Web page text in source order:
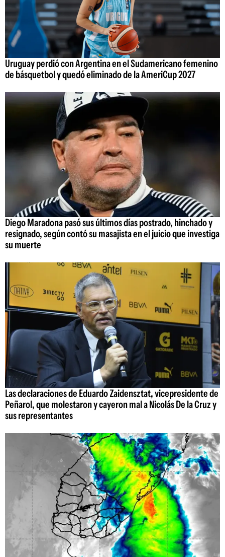
Uruguay perdió con Argentina en el Sudamericano femenino
de básquetbol y quedó eliminado de la AmeriCup 2027
Diego Maradona pasó sus últimos días postrado, hinchado y
resignado, según contó su masajista en el juicio que investiga
su muerte
Las declaraciones de Eduardo Zaidensztat, vicepresidente de
Peñarol, que molestaron y cayeron mal a Nicolás De la Cruz y
sus representantes